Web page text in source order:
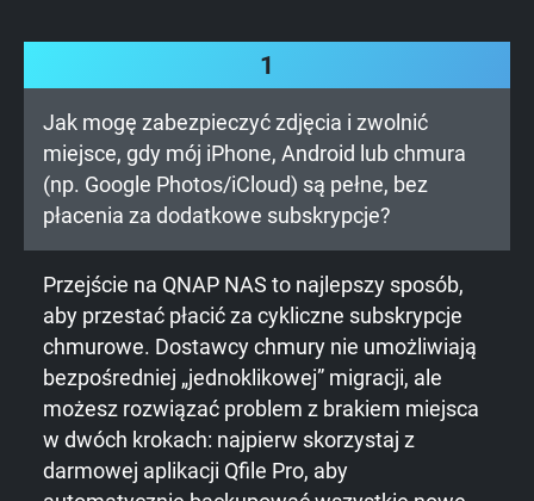
1
Jak mogę zabezpieczyć zdjęcia i zwolnić
miejsce, gdy mój iPhone, Android lub chmura
(np. Google Photos/iCloud) są pełne, bez
płacenia za dodatkowe subskrypcje?
Przejście na QNAP NAS to najlepszy sposób,
aby przestać płacić za cykliczne subskrypcje
chmurowe. Dostawcy chmury nie umożliwiają
bezpośredniej „jednoklikowej” migracji, ale
możesz rozwiązać problem z brakiem miejsca
w dwóch krokach: najpierw skorzystaj z
darmowej aplikacji Qfile Pro, aby